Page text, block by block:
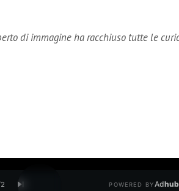
di immagine ha racchiuso tutte le
2 POWERED BYAdhub